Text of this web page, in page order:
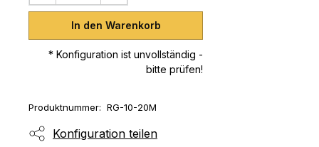
In den Warenkorb
* Konfiguration ist unvollständig -
bitte prüfen!
Produktnummer: RG-10-20M
Konfiguration teilen